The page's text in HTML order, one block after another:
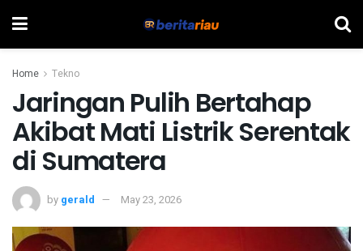
Home Tekno
Jaringan Pulih Bertahap
Akibat Mati Listrik Serentak
di Sumatera
by gerald May 23, 2026